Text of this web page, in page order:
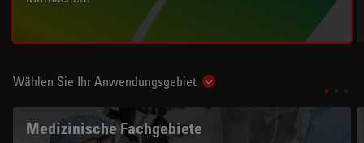
Wählen Sie Ihr Anwendungsgebiet Show subnavigation
Medizinische Fachgebiete